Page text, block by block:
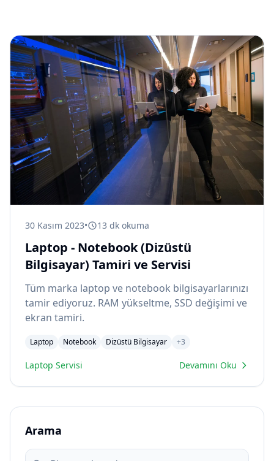
30 Kasım 2023• 13 dk okuma
Laptop - Notebook (Dizüstü
Bilgisayar) Tamiri ve Servisi
Tüm marka laptop ve notebook bilgisayarlarınızı
tamir ediyoruz. RAM yükseltme, SSD değişimi ve
ekran tamiri.
Laptop Notebook Dizüstü Bilgisayar +3
Laptop Servisi Devamını Oku
Arama